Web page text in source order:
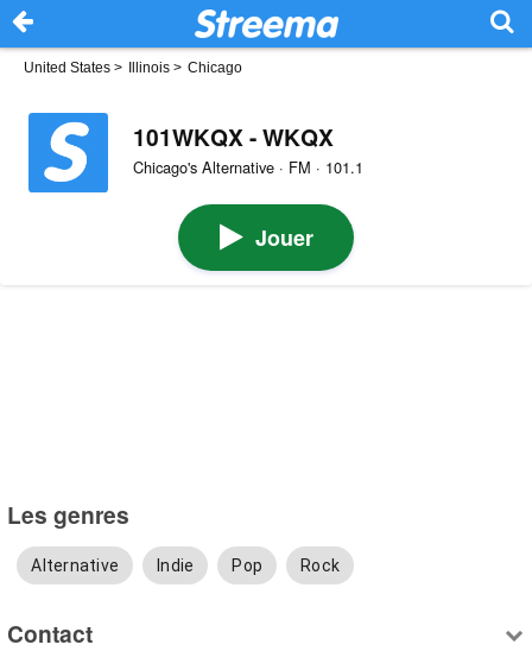
United States > Illinois > Chicago
101WKQX - WKQX
Chicago's Alternative · FM · 101.1
Jouer
Les genres
Alternative Indie Pop Rock
Contact